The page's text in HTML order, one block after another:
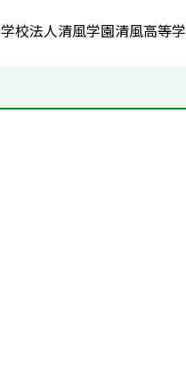
学校法人清風学園清風高等